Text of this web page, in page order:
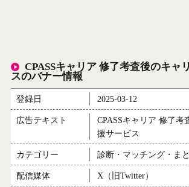
CPASSキャリア 修了考査後のキャ
スのバナー情報
登録日 2025-03-12
広告テキスト
CPASSキャリア 修了考
援サービス
カテゴリー 診断・マッチング・ま
配信媒体 X（旧Twitter）